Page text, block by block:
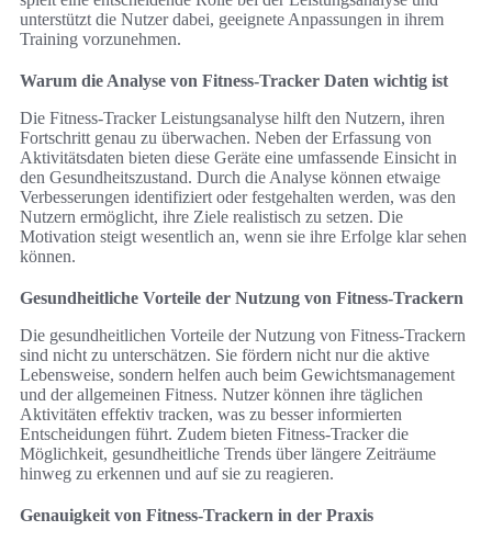
unterstützt die Nutzer dabei, geeignete Anpassungen in ihrem
Training vorzunehmen.
Warum die Analyse von Fitness-Tracker Daten wichtig ist
Die Fitness-Tracker Leistungsanalyse hilft den Nutzern, ihren
Fortschritt genau zu überwachen. Neben der Erfassung von
Aktivitätsdaten bieten diese Geräte eine umfassende Einsicht in
den Gesundheitszustand. Durch die Analyse können etwaige
Verbesserungen identifiziert oder festgehalten werden, was den
Nutzern ermöglicht, ihre Ziele realistisch zu setzen. Die
Motivation steigt wesentlich an, wenn sie ihre Erfolge klar sehen
können.
Gesundheitliche Vorteile der Nutzung von Fitness-Trackern
Die gesundheitlichen Vorteile der Nutzung von Fitness-Trackern
sind nicht zu unterschätzen. Sie fördern nicht nur die aktive
Lebensweise, sondern helfen auch beim Gewichtsmanagement
und der allgemeinen Fitness. Nutzer können ihre täglichen
Aktivitäten effektiv tracken, was zu besser informierten
Entscheidungen führt. Zudem bieten Fitness-Tracker die
Möglichkeit, gesundheitliche Trends über längere Zeiträume
hinweg zu erkennen und auf sie zu reagieren.
Genauigkeit von Fitness-Trackern in der Praxis